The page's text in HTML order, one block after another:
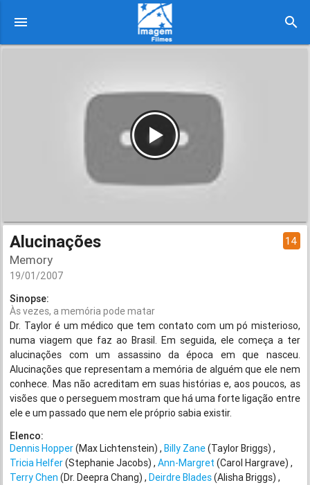
menu search
Alucinações 14
Memory
19/01/2007
Sinopse:
Às vezes, a memória pode matar
Dr. Taylor é um médico que tem contato com um pó misterioso,
numa viagem que faz ao Brasil. Em seguida, ele começa a ter
alucinações com um assassino da época em que nasceu.
Alucinações que representam a memória de alguém que ele nem
conhece. Mas não acreditam em suas histórias e, aos poucos, as
visões que o perseguem mostram que há uma forte ligação entre
ele e um passado que nem ele próprio sabia existir.
Elenco:
Dennis Hopper(Max Lichtenstein) Billy Zane(Taylor Briggs)
Tricia Helfer(Stephanie Jacobs) Ann-Margret (Carol Hargrave)
Terry Chen (Dr. Deepra Chang) Deirdre Blades(Alisha Briggs)